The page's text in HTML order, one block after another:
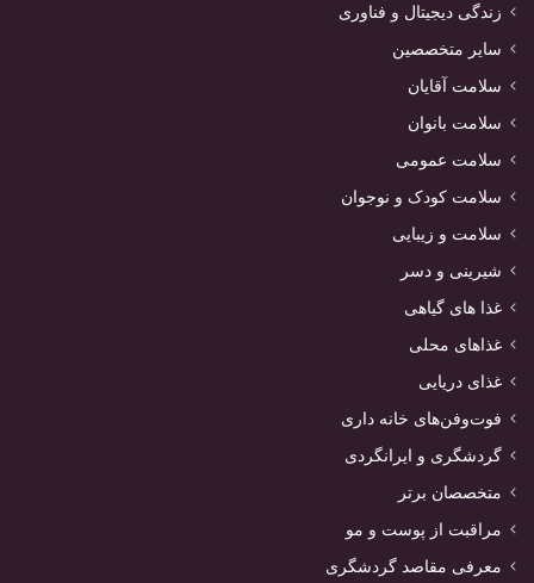
زندگی دیجیتال و فناوری
سایر متخصصین
سلامت آقایان
سلامت بانوان
سلامت عمومی
سلامت کودک و نوجوان
سلامت و زیبایی
شیرینی و دسر
غذا های گیاهی
غذاهای محلی
غذای دریایی
فوت‌وفن‌های خانه داری
گردشگری و ایرانگردی
متخصصان برتر
مراقبت از پوست و مو
معرفی مقاصد گردشگری